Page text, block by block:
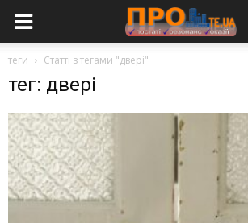
теги Статті з тегами "двері"
тег: двері